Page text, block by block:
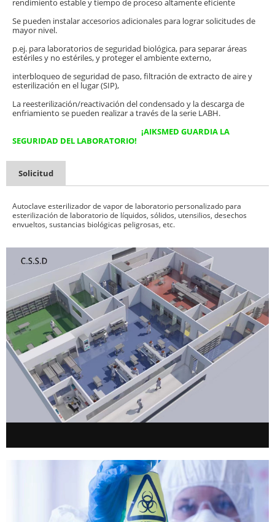
rendimiento estable y tiempo de proceso altamente eficiente
Se pueden instalar accesorios adicionales para lograr solicitudes de
mayor nivel.
p.ej. para laboratorios de seguridad biológica, para separar áreas
estériles y no estériles, y proteger el ambiente externo,
interbloqueo de seguridad de paso, filtración de extracto de aire y
esterilización en el lugar (SIP),
La reesterilización/reactivación del condensado y la descarga de
enfriamiento se pueden realizar a través de la serie LABH.
¡AIKSMED GUARDIA LA
SEGURIDAD DEL LABORATORIO!
Solicitud
Autoclave esterilizador de vapor de laboratorio personalizado para
esterilización de laboratorio de líquidos, sólidos, utensilios, desechos
envueltos, sustancias biológicas peligrosas, etc.